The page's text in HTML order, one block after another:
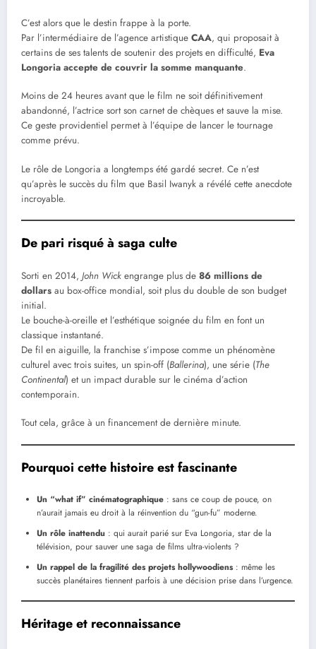
C’est alors que le destin frappe à la porte.
Par l’intermédiaire de l’agence artistique CAA, qui proposait à
certains de ses talents de soutenir des projets en difficulté, Eva
Longoria accepte de couvrir la somme manquante.
Moins de 24 heures avant que le film ne soit définitivement
abandonné, l’actrice sort son carnet de chèques et sauve la mise.
Ce geste providentiel permet à l’équipe de lancer le tournage
comme prévu.
Le rôle de Longoria a longtemps été gardé secret. Ce n’est
qu’après le succès du film que Basil Iwanyk a révélé cette anecdote
incroyable.
De pari risqué à saga culte
Sorti en 2014, John Wick engrange plus de 86 millions de
dollars au box-office mondial, soit plus du double de son budget
initial.
Le bouche-à-oreille et l’esthétique soignée du film en font un
classique instantané.
De fil en aiguille, la franchise s’impose comme un phénomène
culturel avec trois suites, un spin-off (Ballerina), une série (The
Continental) et un impact durable sur le cinéma d’action
contemporain.
Tout cela, grâce à un financement de dernière minute.
Pourquoi cette histoire est fascinante
Un “what if” cinématographique : sans ce coup de pouce, on
n’aurait jamais eu droit à la réinvention du “gun-fu” moderne.
Un rôle inattendu : qui aurait parié sur Eva Longoria, star de la
télévision, pour sauver une saga de films ultra-violents ?
Un rappel de la fragilité des projets hollywoodiens: même les
succès planétaires tiennent parfois à une décision prise dans l’urgence.
Héritage et reconnaissance